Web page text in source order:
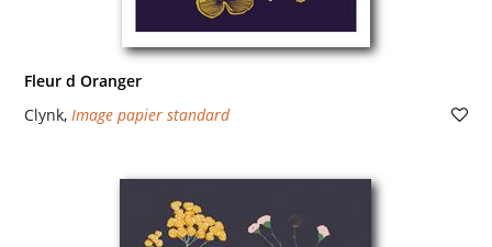
Fleur d Oranger
Clynk, Image papier standard